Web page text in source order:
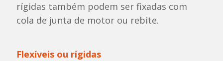
rígidas também podem ser fixadas com
cola de junta de motor ou rebite.
Flexíveis ou rígidas